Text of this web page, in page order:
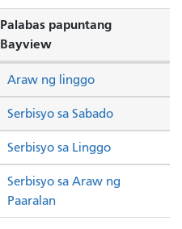
Palabas papuntang
Bayview
Serbisyo sa Sabado
Serbisyo sa Linggo
Araw ng linggo
Serbisyo sa Araw ng
Paaralan